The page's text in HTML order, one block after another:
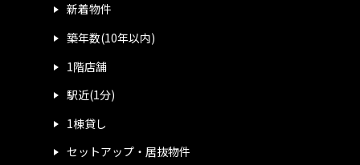
新着物件
築年数(10年以内)
1階店舗
駅近(1分)
1棟貸し
セットアップ・居抜物件